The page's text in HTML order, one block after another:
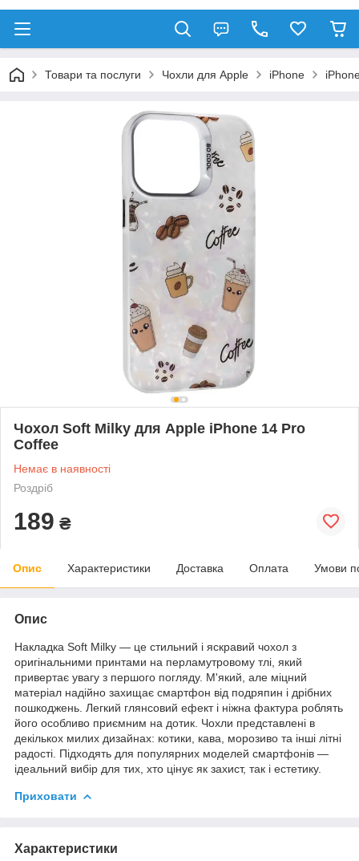
Товари та послуги Чохли для Apple iPhone
Чохол Soft Milky для Apple iPhone 14 Pro
Coffee
Немає в наявності
Роздріб
189 ₴
Опис Характеристики Доставка Оплата Умови
Опис
Накладка Soft Milky — це стильний і яскравий чохол з
оригінальними принтами на перламутровому тлі, який
привертає увагу з першого погляду. М'який, але міцний
матеріал надійно захищає смартфон від подряпин і дрібних
пошкоджень. Легкий глянсовий ефект і ніжна фактура роблять
його особливо приємним на дотик. Чохли представлені в
декількох милих дизайнах: котики, кава, морозиво та інші літні
радості. Підходять для популярних моделей смартфонів —
ідеальний вибір для тих, хто цінує як захист, так і естетику.
Приховати
Характеристики